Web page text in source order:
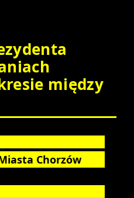
między
Chorzów